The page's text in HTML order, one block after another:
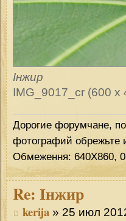
Інжир
IMG_9017_cr (600 x
Дорогие форумчане,
фотографий обрежьте
Обмеження: 640Х860,
Re: Інжир
kerija » 25 июл